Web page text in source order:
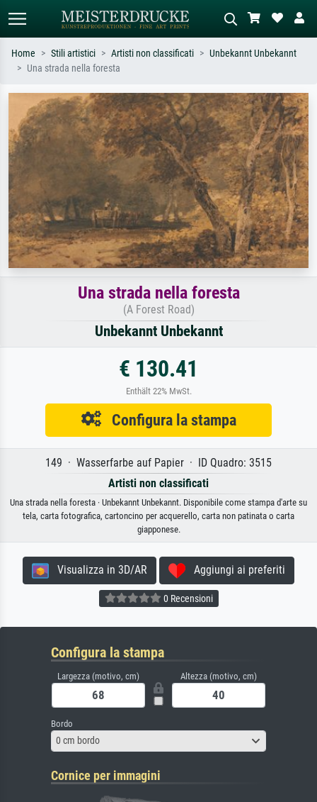
Cerca per artista, titolo o stile – es.
Monet, Notte stellata,
Impressionismo, onda di Hokusai,
nudo.
Descrivi la scena – es. prato verde,
astratto con molto rosso, dipinto a
olio scuro, nudo in piedi vicino a un
albero.
Home Stili artistici Artisti non classificati
Unbekannt Unbekannt
Una strada nella foresta
Una strada nella foresta
(A Forest Road)
Unbekannt Unbekannt
€ 130.41
Enthält 22% MwSt.
Configura la stampa
149 · Wasserfarbe auf Papier · ID Quadro: 3515
Artisti non classificati
Una strada nella foresta · Unbekannt Unbekannt. Disponibile come stampa d'arte su
tela, carta fotografica, cartoncino per acquerello, carta non patinata o carta
giapponese.
Visualizza in 3D/AR Aggiungi ai preferiti
0 Recensioni
Configura la stampa
Largezza (motivo, cm) Altezza (motivo, cm)
Bordo
0 cm bordo
Cornice per immagini